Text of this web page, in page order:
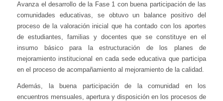
Avanza el desarrollo de la Fase 1 con buena participación de las
comunidades educativas, se obtuvo un balance positivo del
proceso de la valoración inicial que ha contado con los aportes
de estudiantes, familias y docentes que se constituye en el
insumo básico para la estructuración de los planes de
mejoramiento institucional en cada sede educativa que participa
en el proceso de acompañamiento al mejoramiento de la calidad.
Además, la buena participación de la comunidad en los
encuentros mensuales, apertura y disposición en los procesos de